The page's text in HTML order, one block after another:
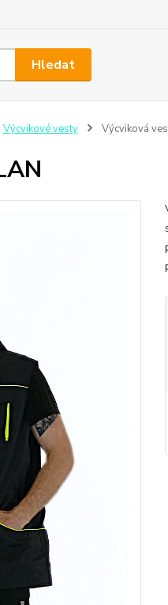
Hledat
Výcvikové vesty Výcviková